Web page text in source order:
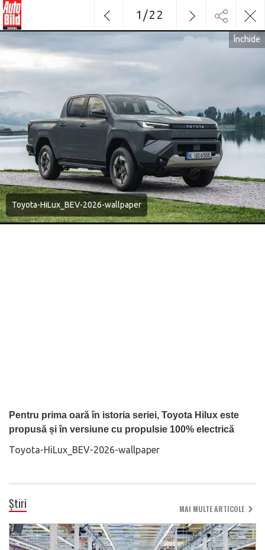
Toyota-HiLux_BEV-2026-wallpaper
Pentru prima oară în istoria seriei, Toyota Hilux este
propusă și în versiune cu propulsie 100% electrică
Toyota-HiLux_BEV-2026-wallpaper
Închide
1 /22
Știri MAI MULTE ARTICOLE